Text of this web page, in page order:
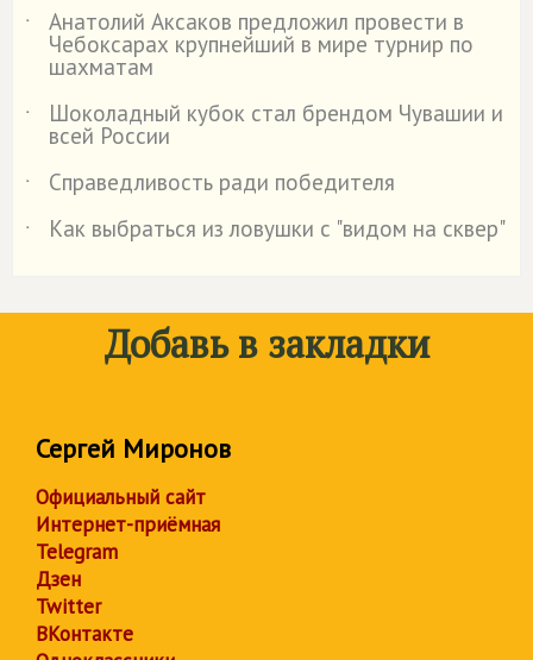
˙
Анатолий Аксаков предложил провести в
Чебоксарах крупнейший в мире турнир по
шахматам
˙
Шоколадный кубок стал брендом Чувашии и
всей России
˙
Справедливость ради победителя
˙
Как выбраться из ловушки с "видом на сквер"
Добавь в закладки
Сергей Миронов
Официальный сайт
Интернет-приёмная
Telegram
Дзен
Twitter
ВКонтакте